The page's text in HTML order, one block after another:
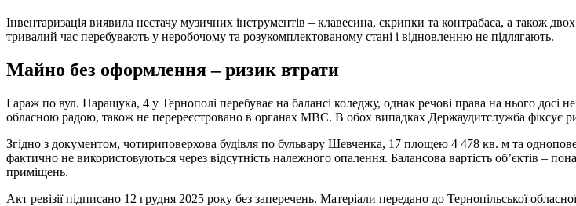
Інвентаризація виявила нестачу музичних інструментів – клавесина, скрипки та контрабаса, а також
тривалий час перебувають у неробочому та розукомплектованому стані і відновленню не підлягають.
Майно без оформлення – ризик втрати
Гараж по вул. Паращука, 4 у Тернополі перебуває на балансі коледжу, однак речові права на нього
обласною радою, також не перереєстровано в органах МВС. В обох випадках Держаудитслужба фіксує
Згідно з документом, чотириповерхова будівля по бульвару Шевченка, 17 площею 4 478 кв. м та
фактично не використовуються через відсутність належного опалення. Балансова вартість об’єктів –
приміщень.
Акт ревізії підписано 12 грудня 2025 року без заперечень. Матеріали передано до Тернопільської